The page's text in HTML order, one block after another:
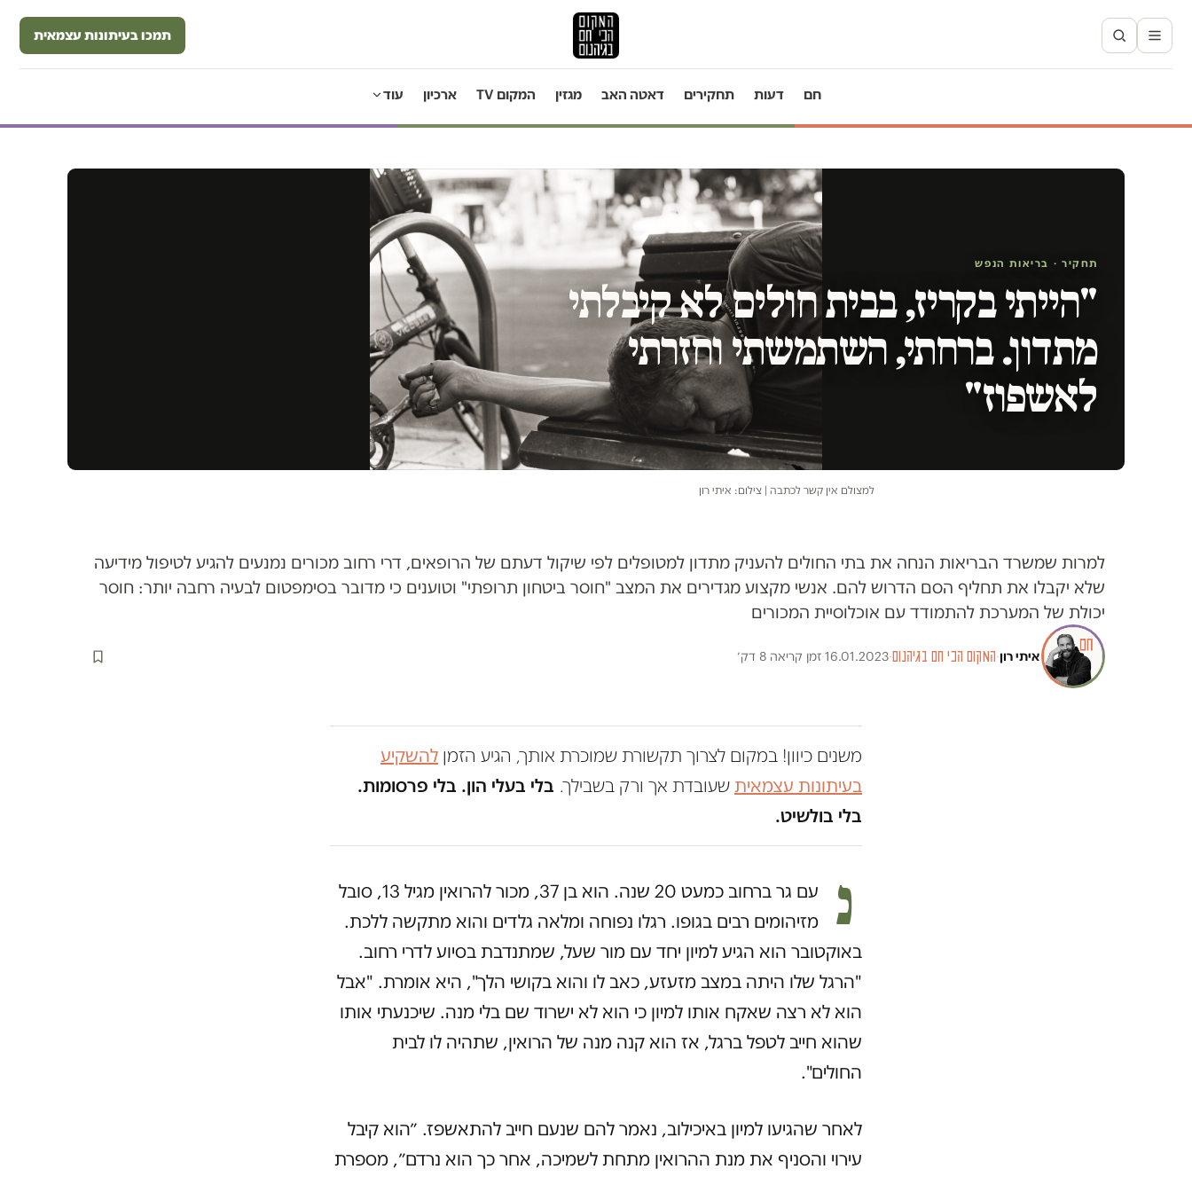
תמכו בעיתונות עצמאית
חם דעות תחקירים דאטה האב מגזין המקום TV ארכיון עוד
תחקיר · בריאות הנפש
"הייתי בקריז, בבית חולים לא קיבלתי
מתדון. ברחתי, השתמשתי וחזרתי
לאשפוז"
למצולם אין קשר לכתבה | צילום: איתי רון
למרות שמשרד הבריאות הנחה את בתי החולים להעניק מתדון למטופלים לפי שיקול דעתם של הרופאים, דרי רחוב מכורים נמנעים להגיע לטיפול מידיעה
שלא יקבלו את תחליף הסם הדרוש להם. אנשי מקצוע מגדירים את המצב "חוסר ביטחון תרופתי" וטוענים כי מדובר בסימפטום לבעיה רחבה יותר: חוסר
יכולת של המערכת להתמודד עם אוכלוסיית המכורים
איתי רון·המקום הכי חם בגיהנום·
16.01.2023
·זמן קריאה 8 דק׳
משנים כיוון! במקום לצרוך תקשורת שמוכרת אותך, הגיע הזמן להשקיע
בעיתונות עצמאית שעובדת אך ורק בשבילך. בלי בעלי הון. בלי פרסומות.
בלי בולשיט.
נ
עם גר ברחוב כמעט 20 שנה. הוא בן 37, מכור להרואין מגיל 13, סובל
מזיהומים רבים בגופו. רגלו נפוחה ומלאה גלדים והוא מתקשה ללכת.
באוקטובר הוא הגיע למיון יחד עם מור שעל, שמתנדבת בסיוע לדרי רחוב.
"הרגל שלו היתה במצב מזעזע, כאב לו והוא בקושי הלך", היא אומרת. "אבל
הוא לא רצה שאקח אותו למיון כי הוא לא ישרוד שם בלי מנה. שיכנעתי אותו
שהוא חייב לטפל ברגל, אז הוא קנה מנה של הרואין, שתהיה לו לבית
החולים".
לאחר שהגיעו למיון באיכילוב, נאמר להם שנעם חייב להתאשפז. ״הוא קיבל
עירוי והסניף את מנת ההרואין מתחת לשמיכה, אחר כך הוא נרדם״, מספרת